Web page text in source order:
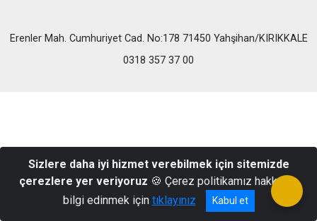
Erenler Mah. Cumhuriyet Cad. No:178 71450 Yahşihan/KIRIKKALE
0318 357 37 00
Sizlere daha iyi hizmet verebilmek için sitemizde
çerezlere yer veriyoruz 🍪 Çerez politikamız hakkında
bilgi edinmek için tıklayınız Kabul et